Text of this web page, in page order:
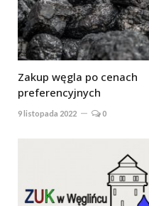
Zakup węgla po cenach
preferencyjnych
9 listopada 2022 0